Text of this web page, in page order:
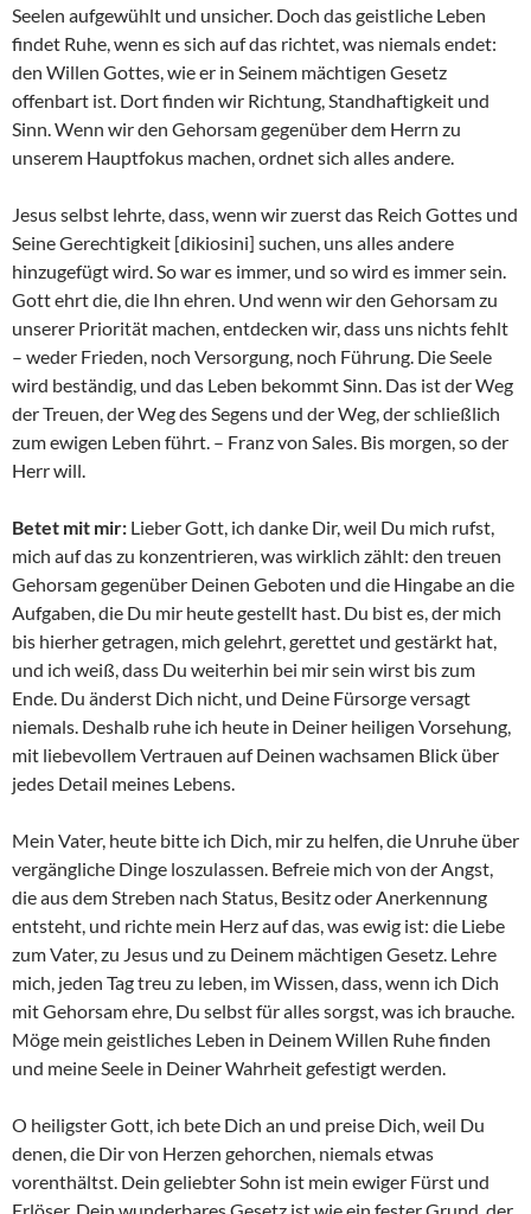
Seelen aufgewühlt und unsicher. Doch das geistliche Leben
findet Ruhe, wenn es sich auf das richtet, was niemals endet:
den Willen Gottes, wie er in Seinem mächtigen Gesetz
offenbart ist. Dort finden wir Richtung, Standhaftigkeit und
Sinn. Wenn wir den Gehorsam gegenüber dem Herrn zu
unserem Hauptfokus machen, ordnet sich alles andere.
Jesus selbst lehrte, dass, wenn wir zuerst das Reich Gottes und
Seine Gerechtigkeit [dikiosini] suchen, uns alles andere
hinzugefügt wird. So war es immer, und so wird es immer sein.
Gott ehrt die, die Ihn ehren. Und wenn wir den Gehorsam zu
unserer Priorität machen, entdecken wir, dass uns nichts fehlt
– weder Frieden, noch Versorgung, noch Führung. Die Seele
wird beständig, und das Leben bekommt Sinn. Das ist der Weg
der Treuen, der Weg des Segens und der Weg, der schließlich
zum ewigen Leben führt. – Franz von Sales. Bis morgen, so der
Herr will.
Betet mit mir: Lieber Gott, ich danke Dir, weil Du mich rufst,
mich auf das zu konzentrieren, was wirklich zählt: den treuen
Gehorsam gegenüber Deinen Geboten und die Hingabe an die
Aufgaben, die Du mir heute gestellt hast. Du bist es, der mich
bis hierher getragen, mich gelehrt, gerettet und gestärkt hat,
und ich weiß, dass Du weiterhin bei mir sein wirst bis zum
Ende. Du änderst Dich nicht, und Deine Fürsorge versagt
niemals. Deshalb ruhe ich heute in Deiner heiligen Vorsehung,
mit liebevollem Vertrauen auf Deinen wachsamen Blick über
jedes Detail meines Lebens.
Mein Vater, heute bitte ich Dich, mir zu helfen, die Unruhe über
vergängliche Dinge loszulassen. Befreie mich von der Angst,
die aus dem Streben nach Status, Besitz oder Anerkennung
entsteht, und richte mein Herz auf das, was ewig ist: die Liebe
zum Vater, zu Jesus und zu Deinem mächtigen Gesetz. Lehre
mich, jeden Tag treu zu leben, im Wissen, dass, wenn ich Dich
mit Gehorsam ehre, Du selbst für alles sorgst, was ich brauche.
Möge mein geistliches Leben in Deinem Willen Ruhe finden
und meine Seele in Deiner Wahrheit gefestigt werden.
O heiligster Gott, ich bete Dich an und preise Dich, weil Du
denen, die Dir von Herzen gehorchen, niemals etwas
vorenthältst. Dein geliebter Sohn ist mein ewiger Fürst und